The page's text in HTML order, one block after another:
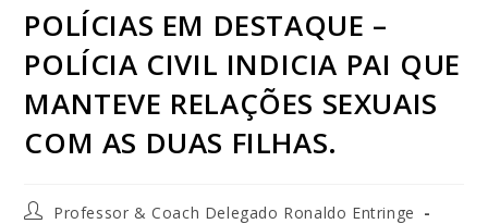
POLÍCIAS EM DESTAQUE –
POLÍCIA CIVIL INDICIA PAI QUE
MANTEVE RELAÇÕES SEXUAIS
COM AS DUAS FILHAS.
Professor & Coach Delegado Ronaldo Entringe